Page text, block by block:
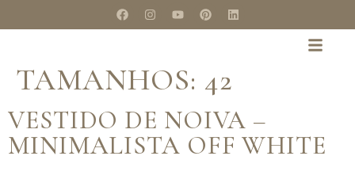
TAMANHOS: 42
VESTIDO DE NOIVA –
MINIMALISTA OFF WHITE